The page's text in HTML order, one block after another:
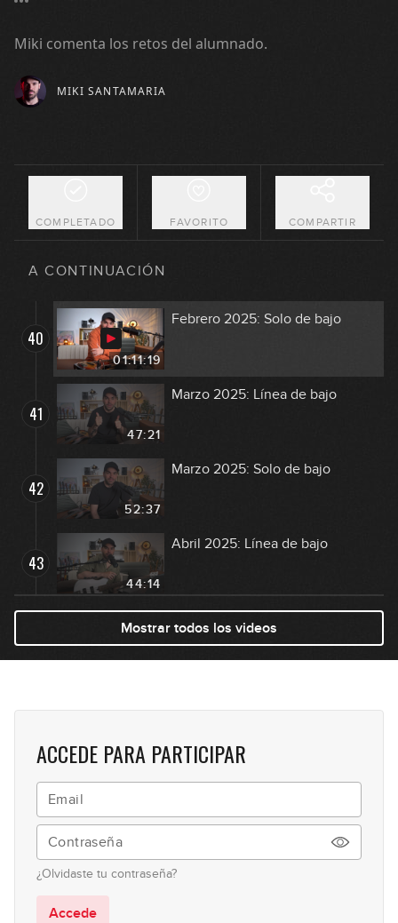
Miki comenta los retos del alumnado.
MIKI SANTAMARIA
COMPLETADO FAVORITO COMPARTIR
A CONTINUACIÓN
36
37
Enero 2025: Solo de bajo
39
Febrero 2025: Línea de bajo
40
01:11:19
Febrero 2025: Solo de bajo
41
47:21
Marzo 2025: Línea de bajo
42
52:37
Marzo 2025: Solo de bajo
43
44:14
Abril 2025: Línea de bajo
56:29
Abril 2025: Solo de bajo
45
46
Mayo 2025: Solo de bajo
47
Junio 2025: Línea de bajo
Mostrar todos los videos
ACCEDE PARA PARTICIPAR
¿Olvidaste tu contraseña?
Accede